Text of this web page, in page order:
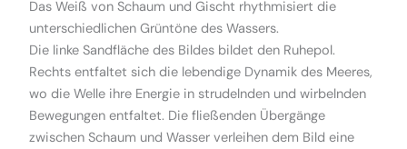
Das Weiß von Schaum und Gischt rhythmisiert die
unterschiedlichen Grüntöne des Wassers.
Die linke Sandfläche des Bildes bildet den Ruhepol.
Rechts entfaltet sich die lebendige Dynamik des Meeres,
wo die Welle ihre Energie in strudelnden und wirbelnden
Bewegungen entfaltet. Die fließenden Übergänge
zwischen Schaum und Wasser verleihen dem Bild eine